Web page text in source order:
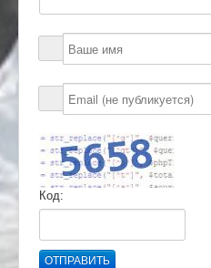
Код:
ОТПРАВИТЬ